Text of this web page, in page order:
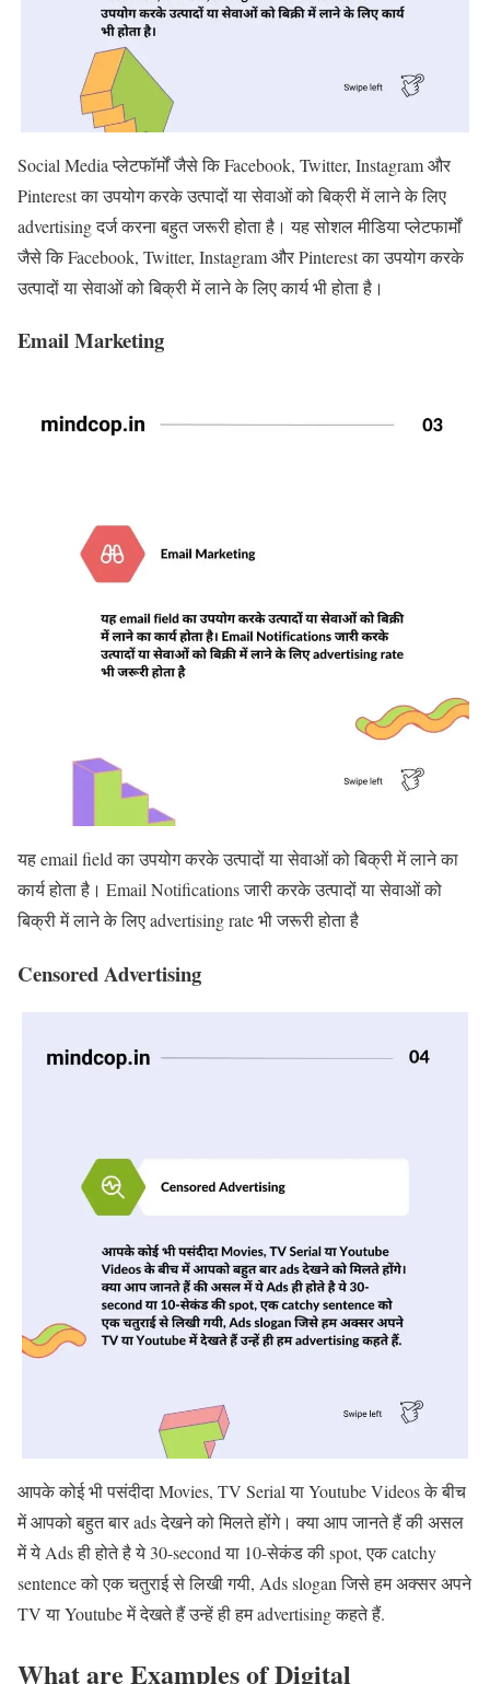
Social Media प्लेटफॉर्मों जैसे कि Facebook, Twitter, Instagram और
Pinterest का उपयोग करके उत्पादों या सेवाओं को बिक्री में लाने के लिए
advertising दर्ज करना बहुत जरूरी होता है। यह सोशल मीडिया प्लेटफार्मों
जैसे कि Facebook, Twitter, Instagram और Pinterest का उपयोग करके
उत्पादों या सेवाओं को बिक्री में लाने के लिए कार्य भी होता है।
Email Marketing
यह email field का उपयोग करके उत्पादों या सेवाओं को बिक्री में लाने का
कार्य होता है। Email Notifications जारी करके उत्पादों या सेवाओं को
बिक्री में लाने के लिए advertising rate भी जरूरी होता है
Censored Advertising
आपके कोई भी पसंदीदा Movies, TV Serial या Youtube Videos के बीच
में आपको बहुत बार ads देखने को मिलते होंगे। क्या आप जानते हैं की असल
में ये Ads ही होते है ये 30-second या 10-सेकंड की spot, एक catchy
sentence को एक चतुराई से लिखी गयी, Ads slogan जिसे हम अक्सर अपने
TV या Youtube में देखते हैं उन्हें ही हम advertising कहते हैं.
What are Examples of Digital